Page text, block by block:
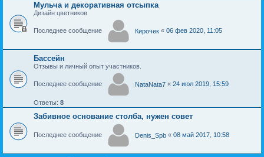
Мульча и декоративная отсыпка
Дизайн цветников
Последнее сообщение Кирочек « 06 фев 2020, 11:05
Бассейн
Отзывы и личный опыт участников.
Последнее сообщение NataNata7 « 24 июл 2019, 15:59
Ответы: 8
Забивное основание столба, нужен совет
Последнее сообщение Denis_Spb « 08 май 2017, 10:58